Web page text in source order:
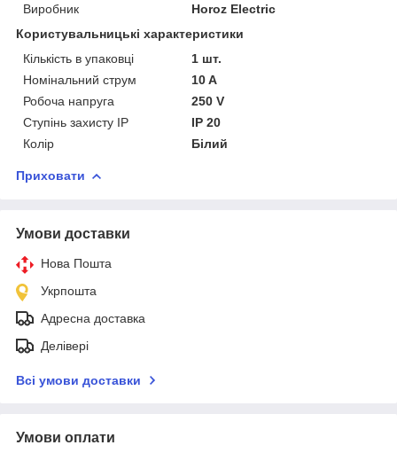
Виробник
Horoz Electric
Користувальницькі характеристики
Кількість в упаковці
1 шт.
Номінальний струм
10 A
Робоча напруга
250 V
Ступінь захисту IP
IP 20
Колір
Білий
Приховати
Умови доставки
Нова Пошта
Укрпошта
Адресна доставка
Делівері
Всі умови доставки
Умови оплати